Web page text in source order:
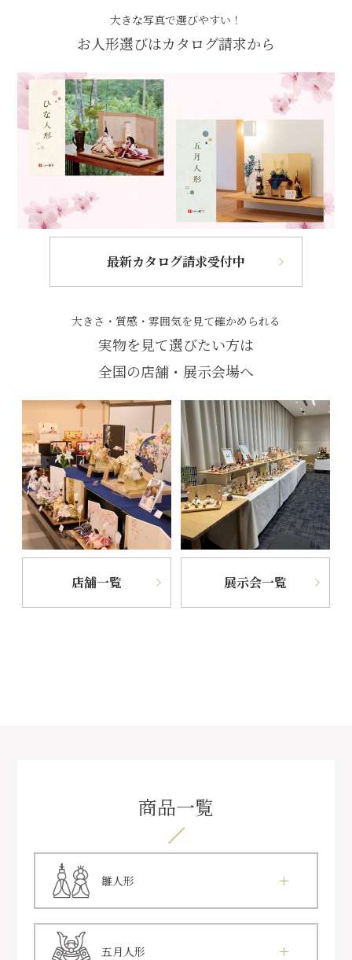
大きな写真で選びやすい！
お人形選びはカタログ請求から
最新カタログ請求受付中
大きさ・質感・雰囲気を見て確かめられる
実物を見て選びたい方は
全国の店舗・展示会場へ
店舗一覧 展示会一覧
商品一覧
雛人形
五月人形